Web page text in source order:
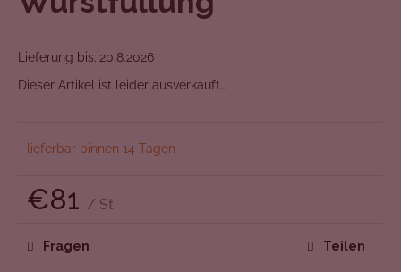
von
Lieferung bis: 20.8.2026
Dieser Artikel ist leider ausverkauft…
lieferbar binnen 14 Tagen
€81 / St
Fragen Teilen